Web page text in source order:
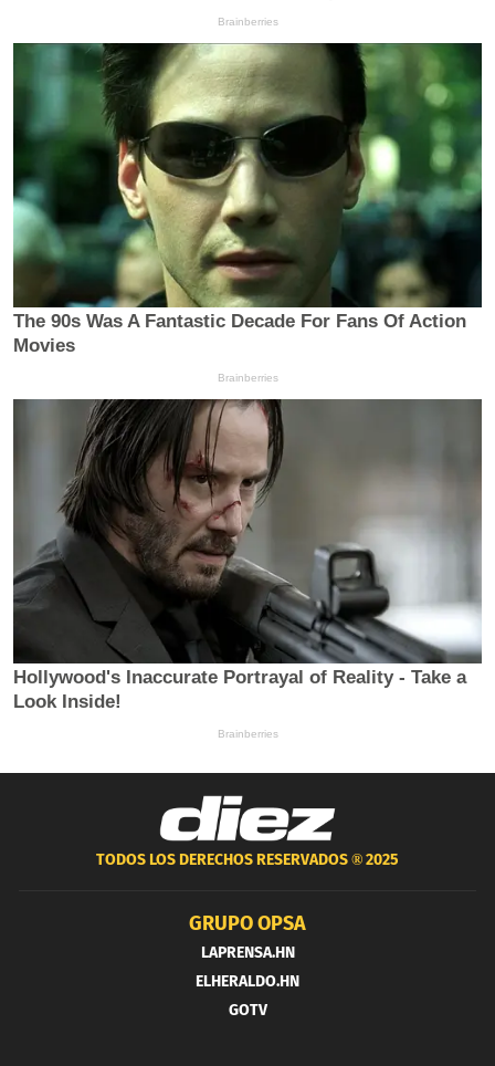
TODOS LOS DERECHOS RESERVADOS ®2025
GRUPO OPSA
LAPRENSA.HN
ELHERALDO.HN
GOTV